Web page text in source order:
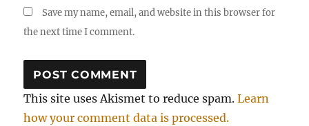
Save my name, email, and website in this browser for
the next time I comment.
This site uses Akismet to reduce spam.Learn
how your comment data is processed.